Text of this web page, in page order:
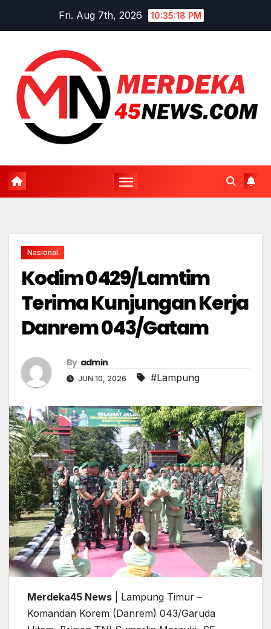
Fri. Aug 7th, 2026 10:35:18 PM
Nasional
Kodim 0429/Lamtim
Terima Kunjungan Kerja
Danrem 043/Gatam
By admin
JUN 10, 2026 #Lampung
Merdeka45 News | Lampung Timur –
Komandan Korem (Danrem) 043/Garuda